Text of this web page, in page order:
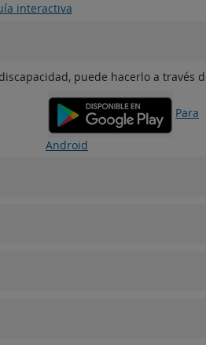
interactiva
puede hacerlo a través
Para
Android